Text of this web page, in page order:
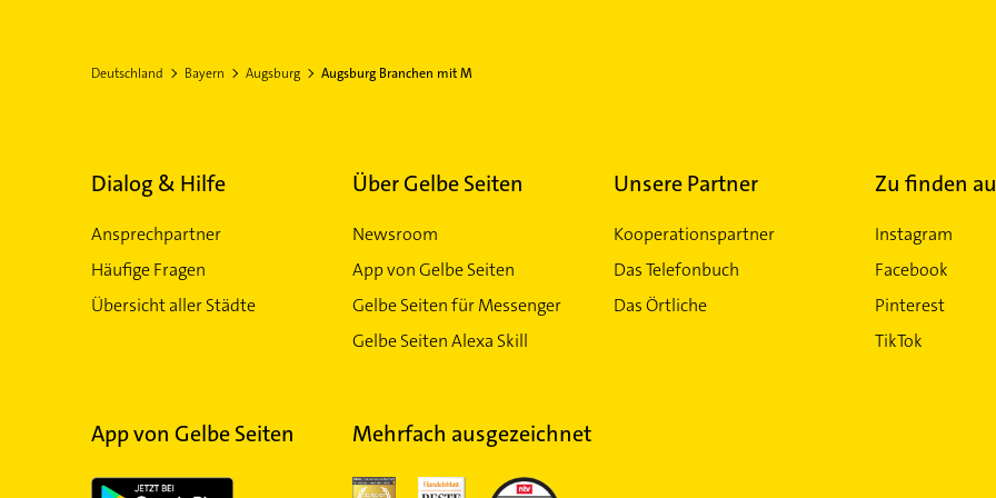
Deutschland Bayern Augsburg Augsburg Branchen mit M
Dialog & Hilfe
Ansprechpartner
Häufige Fragen
Übersicht aller Städte
Über Gelbe Seiten
Newsroom
App von Gelbe Seiten
Gelbe Seiten für Messenger
Gelbe Seiten Alexa Skill
Unsere Partner
Kooperationspartner
Das Telefonbuch
Das Örtliche
Zu finden
Instagram
Facebook
Pinterest
TikTok
App von Gelbe Seiten Mehrfach ausgezeichnet